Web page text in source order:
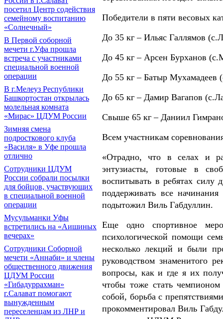
посетил Центр содействия
семейному воспитанию
«Солнечный»
В Первой соборной
мечети г.Уфа прошла
встреча с участниками
специальной военной
операции
В г.Мелеуз Республики
Башкортостан открылась
молельная комната
«Мирас» ЦДУМ России
Зимняя смена
подросткового клуба
«Василя» в Уфе прошла
отлично
Сотрудники ЦДУМ
России собрали посылки
для бойцов, участвующих
в специальной военной
операции
Мусульманки Уфы
встретились на «Аишиных
вечерах»
Сотрудники Соборной
мечети «Аннаби» и члены
общественного движения
ЦДУМ России
«Гибадуррахман»
г.Салават помогают
вынужденным
переселенцам из ЛНР и
Победители в пяти весовых
До 35 кг – Ильяс Галлямов
До 45 кг – Арсен Бурханов
До 55 кг – Батыр Мухамадеев
До 65 кг – Дамир Вагапов
Свыше 65 кг – Даниил
Всем участникам
«Отрадно, что в селах и
энтузиасты, готовые в
воспитывать в ребятах
поддерживать все
подытожил Виль Габдуллин.
Еще одно спортивное
психологической помощи
несколько лекций и были
руководством знаменитого
вопросы, как и где я их
чтобы тоже стать
собой, борьба с
прокомментировал Виль